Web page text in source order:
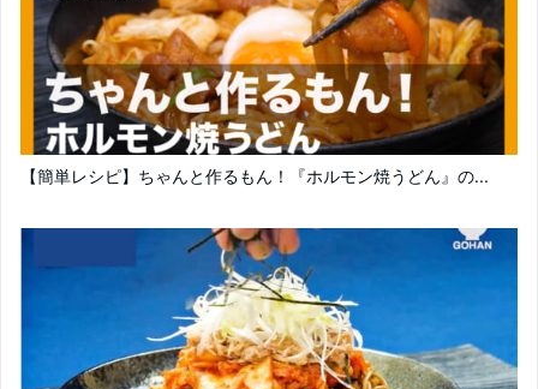
【簡単レシピ】ちゃんと作るもん！『ホルモン焼うどん』の...